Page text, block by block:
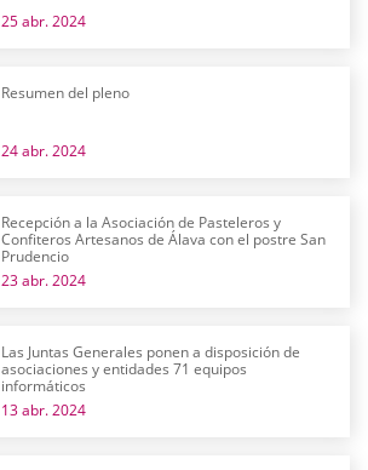
25 abr. 2024
Resumen del pleno
24 abr. 2024
Recepción a la Asociación de Pasteleros y
Confiteros Artesanos de Álava con el postre San
Prudencio
23 abr. 2024
Las Juntas Generales ponen a disposición de
asociaciones y entidades 71 equipos
informáticos
13 abr. 2024